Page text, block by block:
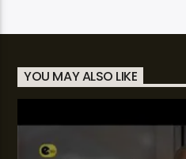
YOU MAY ALSO LIKE